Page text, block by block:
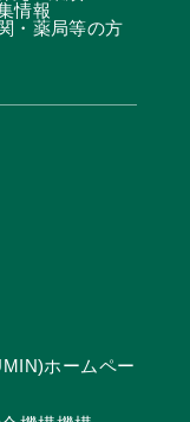
情報
・薬局等の方
ホームペー